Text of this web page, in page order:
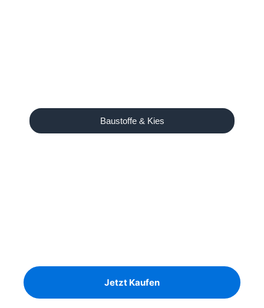
Baustoffe & Kies
Jetzt Kaufen